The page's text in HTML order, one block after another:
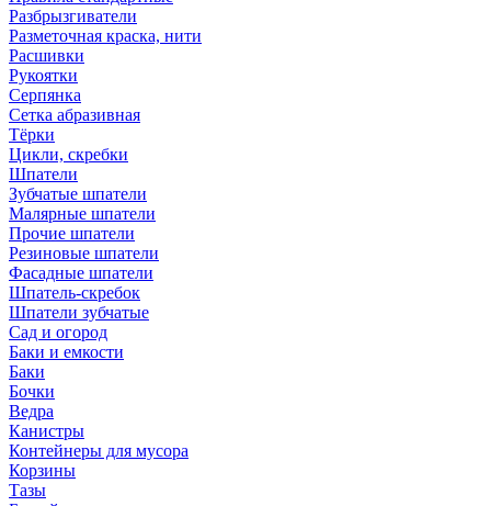
Разбрызгиватели
Разметочная краска, нити
Расшивки
Рукоятки
Серпянка
Сетка абразивная
Тёрки
Цикли, скребки
Шпатели
Зубчатые шпатели
Малярные шпатели
Прочие шпатели
Резиновые шпатели
Фасадные шпатели
Шпатель-скребок
Шпатели зубчатые
Сад и огород
Баки и емкости
Баки
Бочки
Ведра
Канистры
Контейнеры для мусора
Корзины
Тазы